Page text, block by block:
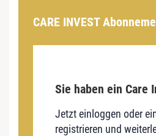
CARE INVEST
Sie haben ein Care
Jetzt einloggen oder
registrieren und